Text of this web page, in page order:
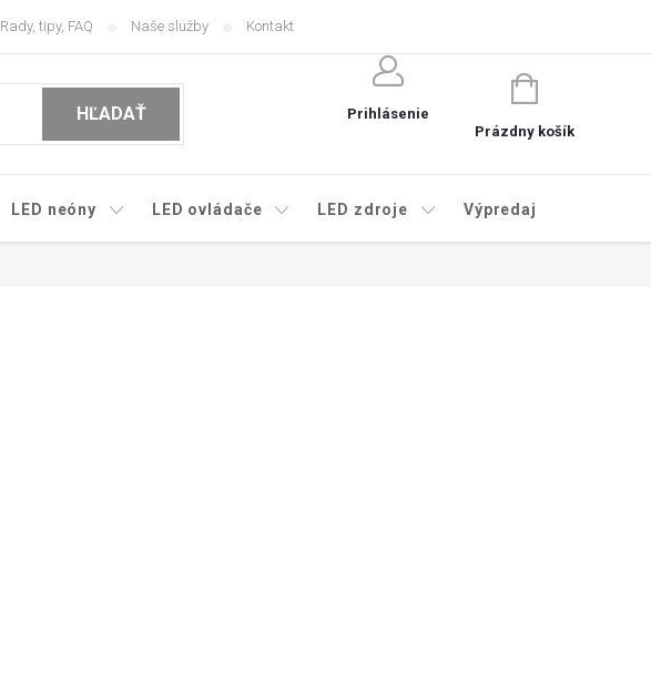
Rady, tipy, FAQ Naše služby Kontakt
HĽADAŤ Prihlásenie
NÁKUPNÝ
KOŠÍK
Prázdny košík
LED neóny LED ovládače LED zdroje Výpredaj